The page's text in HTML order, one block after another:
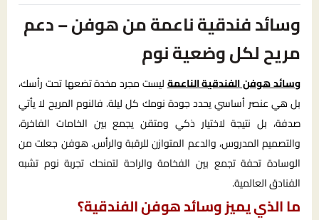
وسائد فندقية ناعمة من هوفن – دعم
مريح لكل وضعية نوم
وسائد هوفن الفندقية الناعمةليست مجرد مخدة تضعها تحت رأسك،
بل هي عنصر أساسي يحدد جودة نومك كل ليلة. فالنوم المريح لا يأتي
صدفة، بل نتيجة لاختيار ذكي ومتقن يجمع بين الخامات الفاخرة،
والتصميم المدروس، والدعم المتوازن للرقبة والرأس. هوفن جعلت من
الوسادة تحفة تجمع بين الفخامة والراحة لتمنحك تجربة نوم تشبه
الفنادق العالمية.
ما الذي يميز وسائد هوفن الفندقية؟